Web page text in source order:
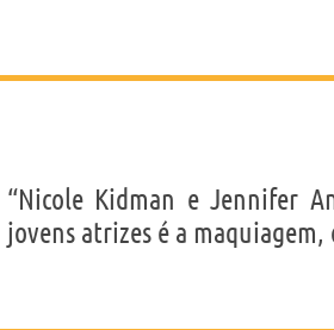
“Nicole Kidman e Jennifer
jovens atrizes é a maquiagem,